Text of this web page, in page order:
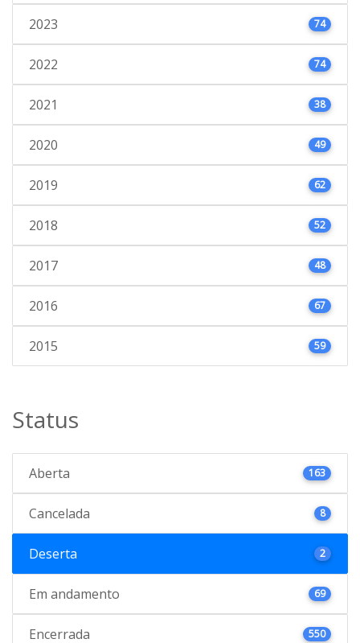
2023 74
2022 74
2021 38
2020 49
2019 62
2018 52
2017 48
2016 67
2015 59
Status
Aberta 163
Cancelada 8
Deserta 2
Em andamento 69
Encerrada 550